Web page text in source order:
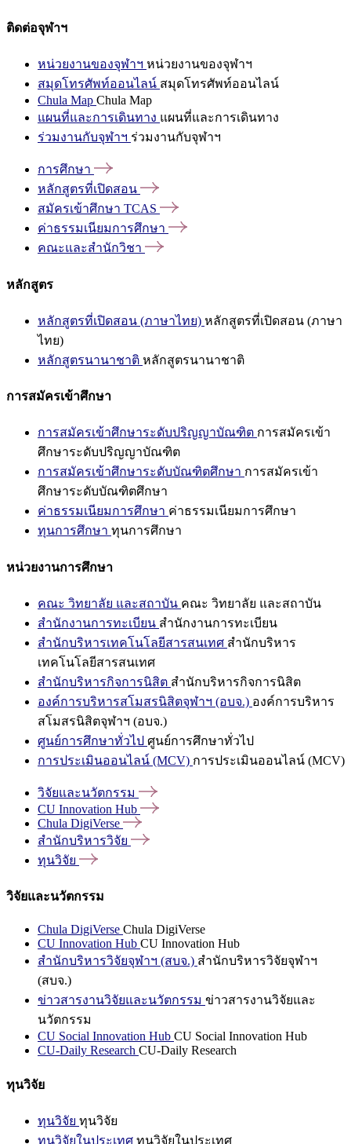
ติดต่อจุฬาฯ
หน่วยงานของจุฬาฯ หน่วยงานของจุฬาฯ
สมุดโทรศัพท์ออนไลน์ สมุดโทรศัพท์ออนไลน์
Chula Map Chula Map
แผนที่และการเดินทาง แผนที่และการเดินทาง
ร่วมงานกับจุฬาฯ ร่วมงานกับจุฬาฯ
การศึกษา
หลักสูตรที่เปิดสอน
สมัครเข้าศึกษา TCAS
ค่าธรรมเนียมการศึกษา
คณะและสำนักวิชา
หลักสูตร
หลักสูตรที่เปิดสอน (ภาษาไทย) หลักสูตรที่เปิดสอน (ภาษา
ไทย)
หลักสูตรนานาชาติ หลักสูตรนานาชาติ
การสมัครเข้าศึกษา
การสมัครเข้าศึกษาระดับปริญญาบัณฑิต การสมัครเข้า
ศึกษาระดับปริญญาบัณฑิต
การสมัครเข้าศึกษาระดับบัณฑิตศึกษา การสมัครเข้า
ศึกษาระดับบัณฑิตศึกษา
ค่าธรรมเนียมการศึกษา ค่าธรรมเนียมการศึกษา
ทุนการศึกษา ทุนการศึกษา
หน่วยงานการศึกษา
คณะ วิทยาลัย และสถาบัน คณะ วิทยาลัย และสถาบัน
สำนักงานการทะเบียน สำนักงานการทะเบียน
สำนักบริหารเทคโนโลยีสารสนเทศ สำนักบริหาร
เทคโนโลยีสารสนเทศ
สำนักบริหารกิจการนิสิต สำนักบริหารกิจการนิสิต
องค์การบริหารสโมสรนิสิตจุฬาฯ (อบจ.) องค์การบริหาร
สโมสรนิสิตจุฬาฯ (อบจ.)
ศูนย์การศึกษาทั่วไป ศูนย์การศึกษาทั่วไป
การประเมินออนไลน์ (MCV) การประเมินออนไลน์ (MCV)
วิจัยและนวัตกรรม
CU Innovation Hub
Chula DigiVerse
สำนักบริหารวิจัย
ทุนวิจัย
วิจัยและนวัตกรรม
Chula DigiVerse Chula DigiVerse
CU Innovation Hub CU Innovation Hub
สำนักบริหารวิจัยจุฬาฯ (สบจ.) สำนักบริหารวิจัยจุฬาฯ
(สบจ.)
ข่าวสารงานวิจัยและนวัตกรรม ข่าวสารงานวิจัยและ
นวัตกรรม
CU Social Innovation Hub CU Social Innovation Hub
CU-Daily Research CU-Daily Research
ทุนวิจัย
ทุนวิจัย ทุนวิจัย
ทุนวิจัยในประเทศ ทุนวิจัยในประเทศ